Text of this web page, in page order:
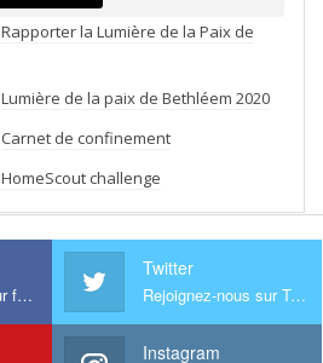
Rapporter la Lumière de la Paix de
Lumière de la paix de Bethléem 2020
Carnet de confinement
HomeScout challenge
Rejoignez nous sur facebook
Twitter
Rejoignez-nous sur Twitter
Instagram